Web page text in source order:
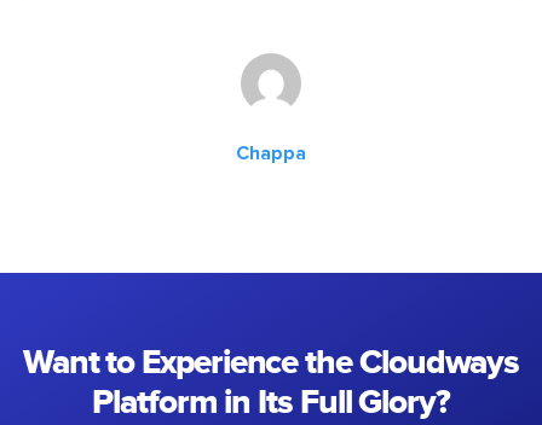
Chappa
Want to Experience the Cloudways
Platform in Its Full Glory?